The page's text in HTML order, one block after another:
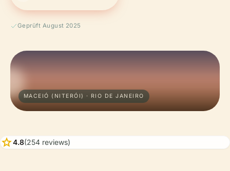
Geprüft August 2025
MACEIÓ (NITERÓI) · RIO DE JANEIRO
star4.8(254 reviews)